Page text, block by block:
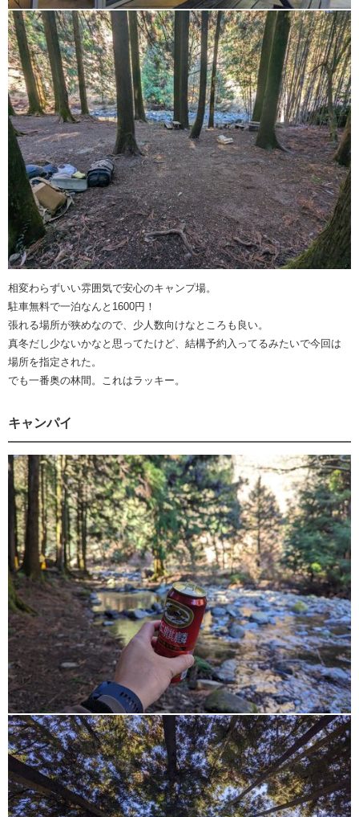
相変わらずいい雰囲気で安心のキャンプ場。
駐車無料で一泊なんと1600円！
張れる場所が狭めなので、少人数向けなところも良い。
真冬だし少ないかなと思ってたけど、結構予約入ってるみたいで今回は
場所を指定された。
でも一番奥の林間。これはラッキー。
キャンパイ